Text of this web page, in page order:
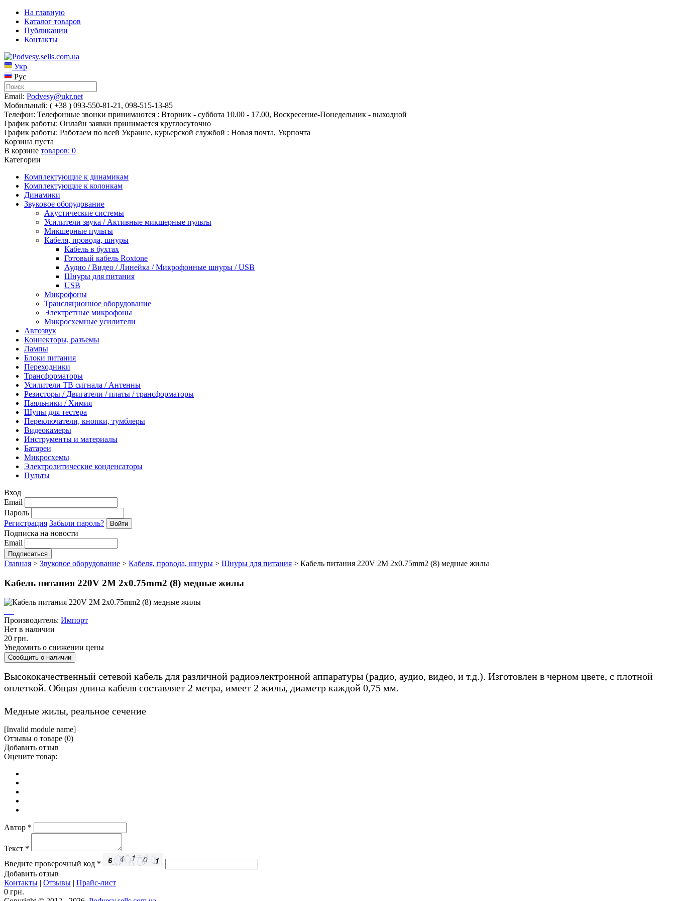
На главную
Каталог товаров
Публикации
Контакты
Укр
Рус
Email: Podvesy@ukr.net
Мобильный: ( +38 ) 093-550-81-21, 098-515-13-85
Телефон: Телефонные звонки принимаются : Вторник - суббота 10.00 - 17.00, Воскресение-Понедельник - выходной
График работы: Онлайн заявки принимается круглосуточно
График работы: Работаем по всей Украине, курьерской службой : Новая почта, Укрпочта
Корзина пуста
В корзине товаров: 0
Категории
Комплектующие к динамикам
Комплектующие к колонкам
Динамики
Звуковое оборудование
Акустические системы
Усилители звука / Активные микшерные пульты
Микшерные пульты
Кабеля, провода, шнуры
Кабель в бухтах
Готовый кабель Roxtone
Аудио / Видео / Линейка / Микрофонные шнуры / USB
Шнуры для питания
USB
Микрофоны
Трансляционное оборудование
Электретные микрофоны
Микросхемные усилители
Автозвук
Коннекторы, разъемы
Лампы
Блоки питания
Переходники
Трансформаторы
Усилители ТВ сигнала / Антенны
Резисторы / Двигатели / платы / трансформаторы
Паяльники / Химия
Щупы для тестера
Переключатели, кнопки, тумблеры
Видеокамеры
Инструменты и материалы
Батареи
Микросхемы
Электролитические конденсаторы
Пульты
Вход
Email
Пароль
Регистрация Забыли пароль?
Подписка на новости
Email
Главная > Звуковое оборудование > Кабеля, провода, шнуры > Шнуры для питания > Кабель питания 220V 2M 2x0.75mm2 (8) медные жилы
Кабель питания 220V 2M 2x0.75mm2 (8) медные жилы
Производитель: Импорт
Нет в наличии
20 грн.
Уведомить о снижении цены
Высококачественный сетевой кабель для различной радиоэлектронной аппаратуры (радио, аудио, видео, и т.д.). Изготовлен в черном цвете, с плотной
оплеткой. Общая длина кабеля составляет 2 метра, имеет 2 жилы, диаметр каждой 0,75 мм.
Медные жилы, реальное сечение
[Invalid module name]
Отзывы о товаре (0)
Добавить отзыв
Оцените товар:
Автор *
Текст *
Введите проверочный код *
Добавить отзыв
Контакты | Отзывы | Прайс-лист
0 грн.